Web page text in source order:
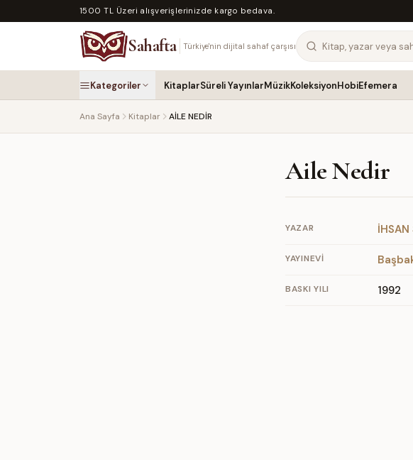
1500 TL Üzeri alışverişlerinizde kargo bedava.
Sahafta Türkiye'nin dijital sahaf çarşısı
Kategoriler KitaplarSüreli YayınlarMüzikKoleksiyonHobiEfemera
Ana Sayfa Kitaplar AİLE NEDİR
Aile Nedir
YAZAR İHSAN
YAYINEVI
BASKI YILI 1992